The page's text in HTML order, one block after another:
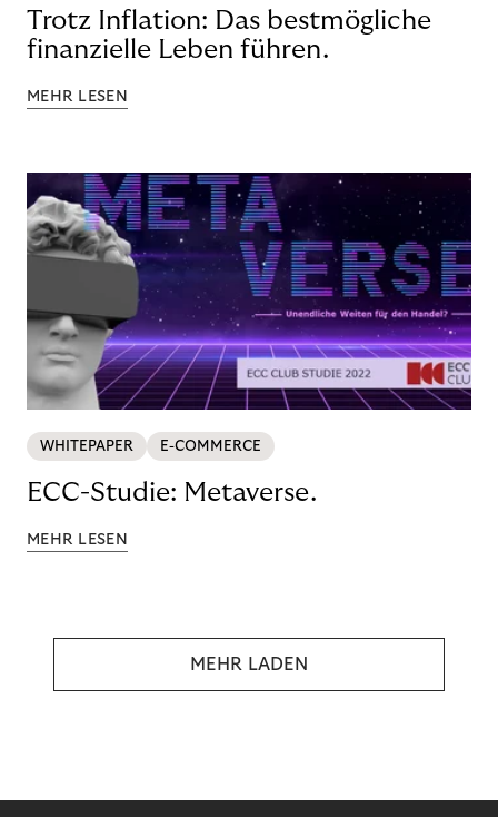
Trotz Inflation: Das bestmögliche
finanzielle Leben führen.
MEHR LESEN
WHITEPAPER E-COMMERCE
ECC-Studie: Metaverse.
MEHR LESEN
MEHR LADEN